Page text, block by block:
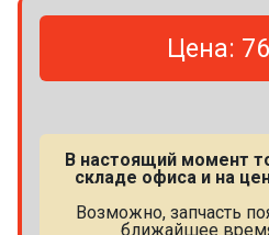
Цена:
В настоящий момент
складе офиса и на
Возможно, запчасть
ближайшее